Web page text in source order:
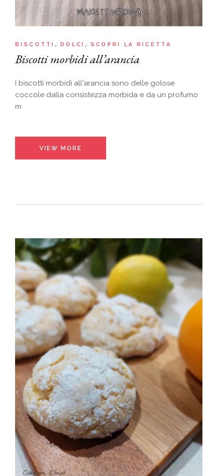
BISCOTTI DOLCI SCOPRI LA RICETTA
Biscotti morbidi all’arancia
I biscotti morbidi all'arancia sono delle golose
coccole dalla consistezza morbida e da un profumo
m
VIEW MORE